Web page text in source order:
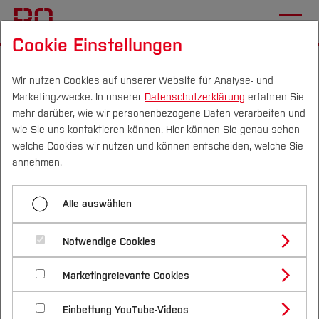
Campus Personen DE|EN Quicklinks
Studium
Studienangebote
Bachelorstudiengänge
Masterstudiengänge
Vor dem Studium
Bewerben & Einschreiben
Bewerbungsportal
Im Studium
Studienbüros und Prüfungen
Nach dem Studium
Forschung & Transfer
Profil
Forschungs- und Transferprofil
Schwerpunkte (FuT)
Beratung & Förderung
Nachhaltigkeit
Nachhaltigkeit studieren
International
Rückmeldung zum
Jahresempfang des
Präsidiums der Hochschule
Bochum 2026
Kein Formular zur Anzeige
Cookie Einstellungen
Wir nutzen Cookies auf unserer Website für Analyse- und
Marketingzwecke. In unserer Datenschutzerklärung erfahren Sie
mehr darüber, wie wir personenbezogene Daten verarbeiten und
wie Sie uns kontaktieren können. Hier können Sie genau sehen
welche Cookies wir nutzen und können entscheiden, welche Sie
annehmen.
Alle auswählen
Notwendige Cookies
Marketingrelevante Cookies
Einbettung YouTube-Videos